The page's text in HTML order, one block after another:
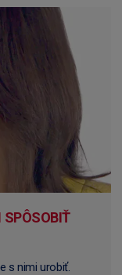
SPÔSOBIŤ
s nimi urobiť.